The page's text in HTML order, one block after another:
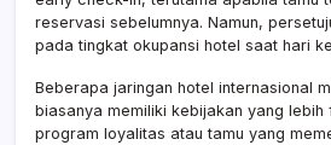
reservasi sebelumnya. Namun,
pada tingkat okupansi hotel saat hari
Beberapa jaringan hotel internasional
biasanya memiliki kebijakan yang
program loyalitas atau tamu yang